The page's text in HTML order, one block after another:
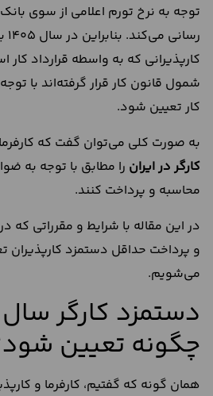
توجه به نرخ تورم اعلامی از سوی
کارپذیرانی که به واسطه قرارداد
شمول قانون کار قرار گرفته‌اند با
کار تعیین شود.
به صورت کلی می‌توان گفت که
کارگر در ایران را مطابق با توجه به
محاسبه و پرداخت کنند.
در این مقاله با شرایط و مقرراتی که
و پرداخت حداقل دستمزد کارپذیران
می‌شویم.
چگونه تعیین
همان گونه که گفتیم، کارفرما و